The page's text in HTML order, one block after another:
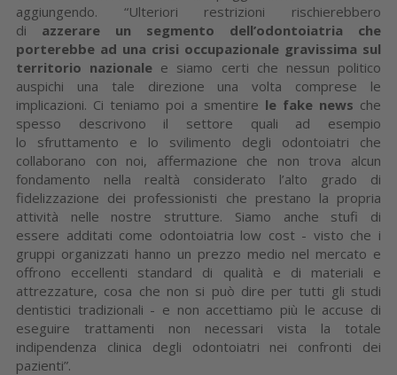
aggiungendo. “Ulteriori restrizioni rischierebbero
di azzerare un segmento dell’odontoiatria che
porterebbe ad una crisi occupazionale gravissima sul
territorio nazionale e siamo certi che nessun politico
auspichi una tale direzione una volta comprese le
implicazioni. Ci teniamo poi a smentire le fake news che
spesso descrivono il settore quali ad esempio
lo sfruttamento e lo svilimento degli odontoiatri che
collaborano con noi, affermazione che non trova alcun
fondamento nella realtà considerato l’alto grado di
fidelizzazione dei professionisti che prestano la propria
attività nelle nostre strutture. Siamo anche stufi di
essere additati come odontoiatria low cost - visto che i
gruppi organizzati hanno un prezzo medio nel mercato e
offrono eccellenti standard di qualità e di materiali e
attrezzature, cosa che non si può dire per tutti gli studi
dentistici tradizionali - e non accettiamo più le accuse di
eseguire trattamenti non necessari vista la totale
indipendenza clinica degli odontoiatri nei confronti dei
pazienti”.